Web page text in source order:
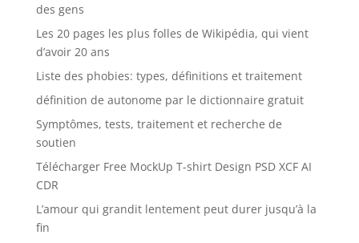
des gens
Les 20 pages les plus folles de Wikipédia, qui vient
d’avoir 20 ans
Liste des phobies: types, définitions et traitement
définition de autonome par le dictionnaire gratuit
Symptômes, tests, traitement et recherche de
soutien
Télécharger Free MockUp T-shirt Design PSD XCF AI
CDR
L’amour qui grandit lentement peut durer jusqu’à la
fin